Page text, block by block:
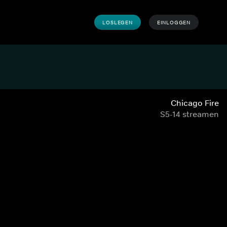
LOSLEGEN EINLOGGEN
Chicago Fire
S5-14 streamen